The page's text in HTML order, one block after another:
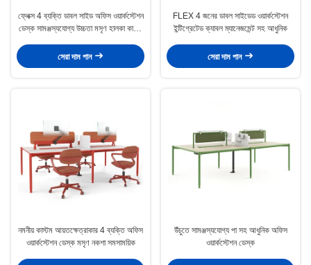
ফ্লেক্স 4 ব্যক্তি ডাবল সাইড অফিস ওয়ার্কস্টেশন
ডেস্ক সামঞ্জস্যযোগ্য উচ্চতা মসৃণ হালকা কাঠের
সেরা দাম পান
FLEX 4 জনের ডাবল সাইডেড ওয়ার্কস্টেশন
ইন্টিগ্রেটেড ক্যাবল ম্যানেজমেন্ট সহ আধুনিক
সেরা দাম পান
নমনীয় কাস্টম আয়তক্ষেত্রাকার 4 ব্যক্তি অফিস
ওয়ার্কস্টেশন ডেস্ক মসৃণ নকশা সমসাময়িক
উঁচুতে সামঞ্জস্যযোগ্য পা সহ আধুনিক অফিস
ওয়ার্কস্টেশন ডেস্ক